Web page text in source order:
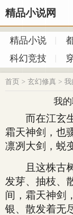
精品小说网
精品小说
科幻竞技
首页 > 玄幻修真 > 我
我
而在江玄生
霜天神剑，也
凛冽大剑，蜕
且这株古树
发芽、抽枝、
间，霜天神剑
银、散发着无